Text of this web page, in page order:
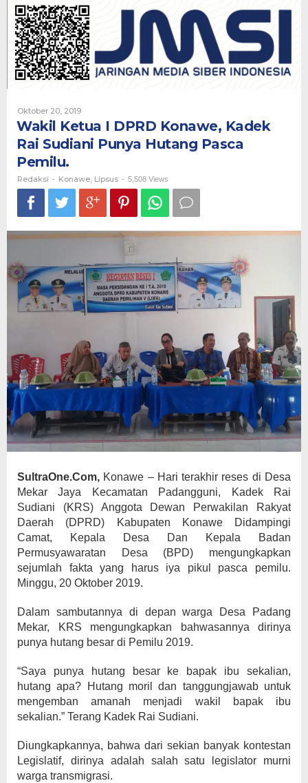
Konawe,
Rai
Sudiani
Punya
Oktober 20, 2019Oleh
Wakil Ketua I DPRD Konawe, Kadek
Rai Sudiani Punya Hutang Pasca
Pemilu.
Redaksi - Konawe Lipsus - 5,508 Views
SultraOne.Com, Konawe – Hari terakhir reses di Desa
Mekar Jaya Kecamatan Padangguni, Kadek Rai
Sudiani (KRS) Anggota Dewan Perwakilan Rakyat
Daerah (DPRD) Kabupaten Konawe Didampingi
Camat, Kepala Desa Dan Kepala Badan
Permusyawaratan Desa (BPD) mengungkapkan
sejumlah fakta yang harus iya pikul pasca pemilu.
Minggu, 20 Oktober 2019.
Dalam sambutannya di depan warga Desa Padang
Mekar, KRS mengungkapkan bahwasannya dirinya
punya hutang besar di Pemilu 2019.
“Saya punya hutang besar ke bapak ibu sekalian,
hutang apa? Hutang moril dan tanggungjawab untuk
mengemban amanah menjadi wakil bapak ibu
sekalian.” Terang Kadek Rai Sudiani.
Diungkapkannya, bahwa dari sekian banyak kontestan
Legislatif, dirinya adalah salah satu legislator murni
warga transmigrasi.